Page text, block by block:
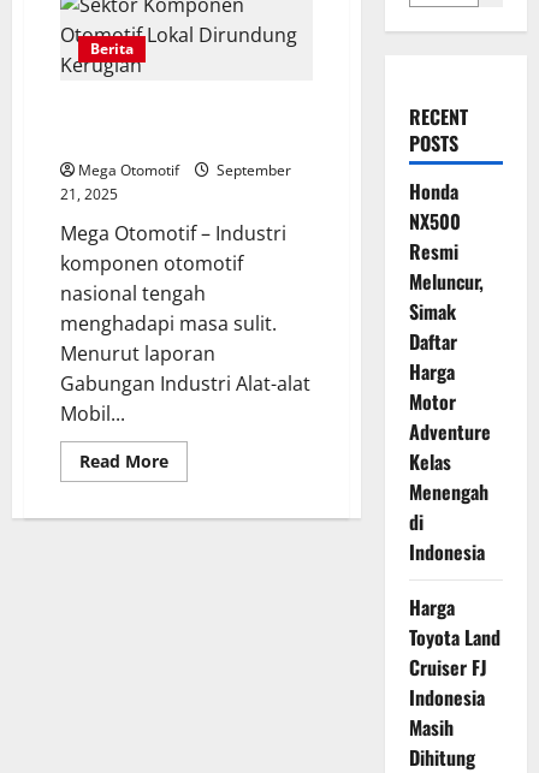
Berita
Mega Otomotif
September
21, 2025
Mega Otomotif – Industri
komponen otomotif
nasional tengah
menghadapi masa sulit.
Menurut laporan
Gabungan Industri Alat-alat
Mobil...
Read MoreRead
more
Komponen
RECENT
POSTS
Honda
NX500
Resmi
Meluncur,
Simak
Daftar
Harga
Motor
Adventure
Kelas
Menengah
di
Indonesia
Harga
Toyota Land
Cruiser FJ
Indonesia
Masih
Dihitung